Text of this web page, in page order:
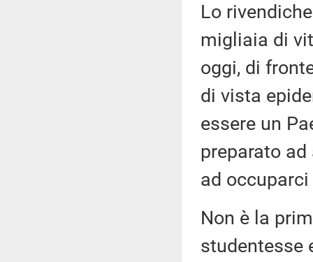
Lo
migliaia di
oggi, di
di vista
essere un
preparato
ad
Non è la
studentesse